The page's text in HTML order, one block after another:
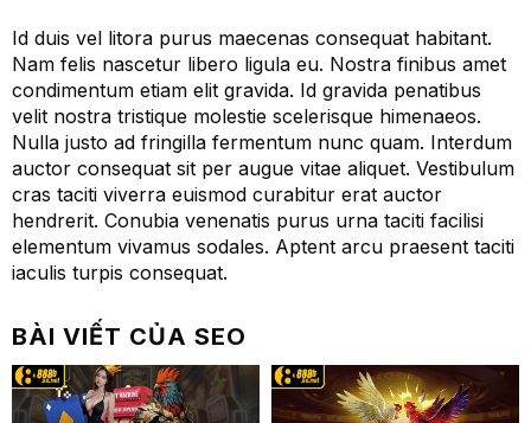
Id duis vel litora purus maecenas consequat habitant.
Nam felis nascetur libero ligula eu. Nostra finibus amet
condimentum etiam elit gravida. Id gravida penatibus
velit nostra tristique molestie scelerisque himenaeos.
Nulla justo ad fringilla fermentum nunc quam. Interdum
auctor consequat sit per augue vitae aliquet. Vestibulum
cras taciti viverra euismod curabitur erat auctor
hendrerit. Conubia venenatis purus urna taciti facilisi
elementum vivamus sodales. Aptent arcu praesent taciti
iaculis turpis consequat.
BÀI VIẾT CỦA SEO